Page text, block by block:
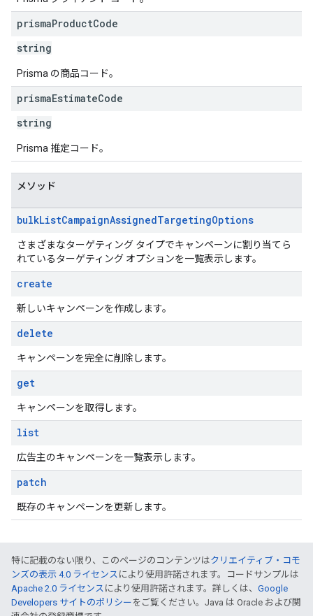
prismaProductCode
string
Prisma の商品コード。
prismaEstimateCode
string
Prisma 推定コード。
メソッド
bulkListCampaignAssignedTargetingOptions
さまざまなターゲティング タイプでキャンペーンに割り当てら
れているターゲティング オプションを一覧表示します。
create
新しいキャンペーンを作成します。
delete
キャンペーンを完全に削除します。
get
キャンペーンを取得します。
list
広告主のキャンペーンを一覧表示します。
patch
既存のキャンペーンを更新します。
特に記載のない限り、このページのコンテンツはクリエイティブ・コモ
ンズの表示 4.0 ライセンス により使用許諾されます。コードサンプルは
Apache 2.0 ライセンス により使用許諾されます。詳しくは、 Google
Developers サイトのポリシー をご覧ください。Java は Oracle および関